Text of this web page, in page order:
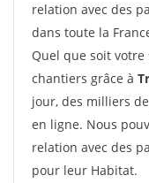
relation avec des
dans toute la
Quel que soit
chantiers grâce à
jour, des milliers
en ligne. Nous
relation avec des
pour leur Habitat.